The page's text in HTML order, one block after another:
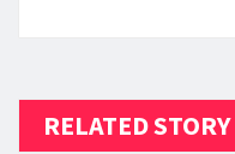
RELATED STORY